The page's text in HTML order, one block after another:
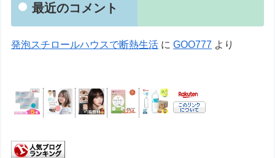
最近のコメント
発泡スチロールハウスで断熱生活 にGOO777 より